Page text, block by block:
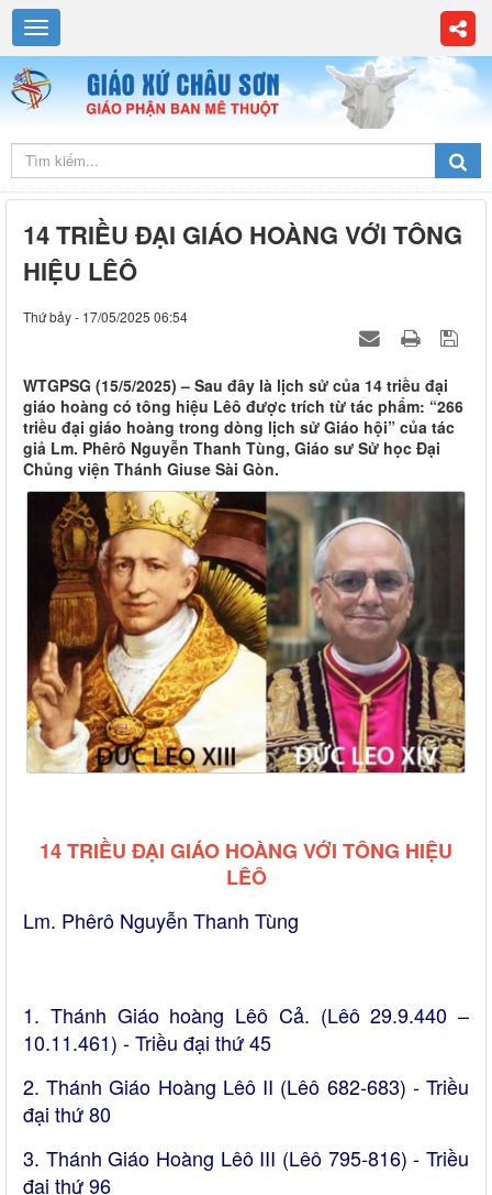
14 TRIỀU ĐẠI GIÁO HOÀNG VỚI TÔNG
HIỆU LÊÔ
Thứ bảy - 17/05/2025 06:54
WTGPSG (15/5/2025) – Sau đây là lịch sử của 14 triều đại
giáo hoàng có tông hiệu Lêô được trích từ tác phẩm: “266
triều đại giáo hoàng trong dòng lịch sử Giáo hội” của tác
giả Lm. Phêrô Nguyễn Thanh Tùng, Giáo sư Sử học Đại
Chủng viện Thánh Giuse Sài Gòn.
14 TRIỀU ĐẠI GIÁO HOÀNG VỚI TÔNG HIỆU
LÊÔ
Lm. Phêrô Nguyễn Thanh Tùng
1. Thánh Giáo hoàng Lêô Cả. (Lêô 29.9.440 –
10.11.461) - Triều đại thứ 45
2. Thánh Giáo Hoàng Lêô II (Lêô 682-683) - Triều
đại thứ 80
3. Thánh Giáo Hoàng Lêô III (Lêô 795-816) - Triều
đại thứ 96